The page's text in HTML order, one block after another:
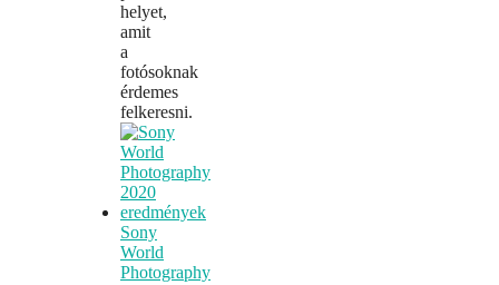
helyet,
amit
a
fotósoknak
érdemes
felkeresni.
Sony
World
Photography